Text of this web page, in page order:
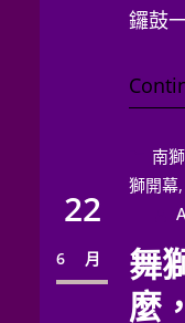
鑼鼓
22
6 月
南
獅開幕,
舞
麼